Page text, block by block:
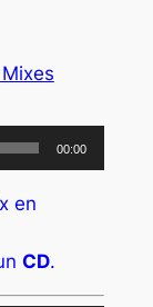
00:00
en
CD.